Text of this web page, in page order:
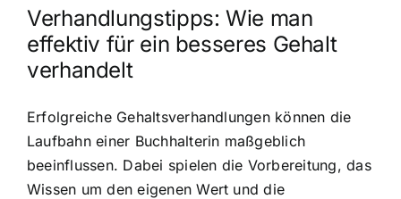
Verhandlungstipps: Wie man
effektiv für ein besseres Gehalt
verhandelt
Erfolgreiche Gehaltsverhandlungen können die
Laufbahn einer Buchhalterin maßgeblich
beeinflussen. Dabei spielen die Vorbereitung, das
Wissen um den eigenen Wert und die